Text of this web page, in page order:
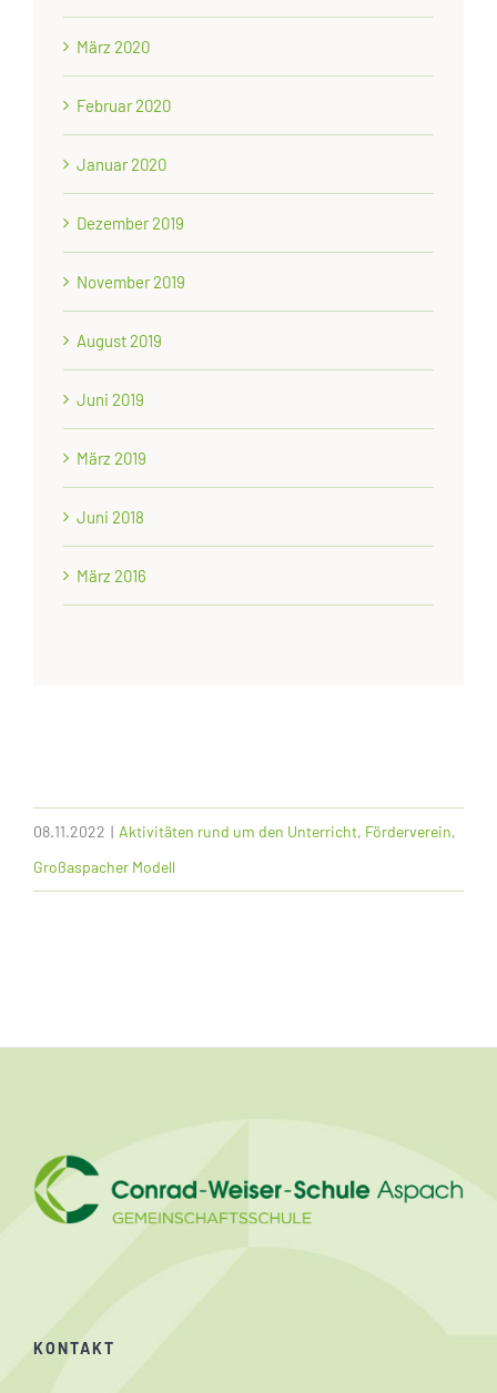
März 2020
Februar 2020
Januar 2020
Dezember 2019
November 2019
August 2019
Juni 2019
März 2019
Juni 2018
März 2016
08.11.2022 | Aktivitäten rund um den Unterricht, Förderverein,
Großaspacher Modell
KONTAKT